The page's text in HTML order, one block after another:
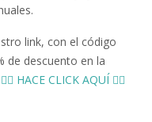
link, con el código
de descuento en la
👉🏻 HACE CLICK AQUÍ 👈🏻